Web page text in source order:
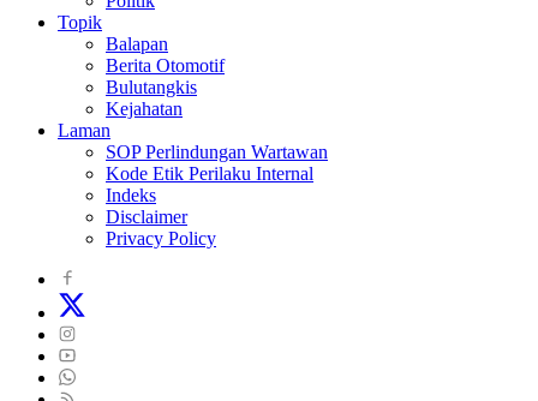
Topik
Balapan
Berita Otomotif
Bulutangkis
Kejahatan
Laman
SOP Perlindungan Wartawan
Kode Etik Perilaku Internal
Indeks
Disclaimer
Privacy Policy